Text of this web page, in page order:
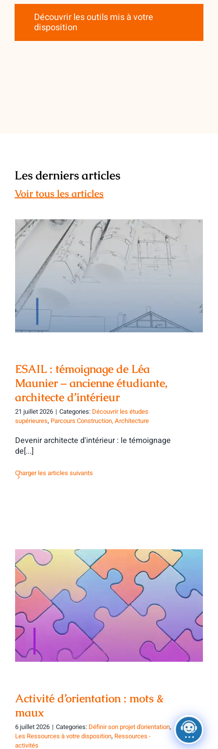
Découvrir les outils mis à votre
disposition
Les derniers articles
Voir tous les articles
ESAIL : témoignage de Léa Maunier –
ancienne étudiante, architecte
ESAIL : témoignage de Léa
Maunier – ancienne étudiante,
architecte d’intérieur
21 juillet 2026 | Categories: Découvrir les études
supérieures, Parcours Construction, Architecture
Devenir architecte d'intérieur : le témoignage
de[...]
Charger les articles suivants
Activité d’orientation : mots & maux
Activité d’orientation : mots &
maux
6 juillet 2026 | Categories: Définir son projet d'orientation,
Les Ressources à votre disposition, Ressources -
activités